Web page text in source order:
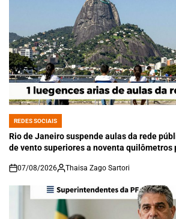
POSTED
IN
REDES SOCIAIS
Rio de Janeiro suspende aulas da rede
de vento superiores a noventa quilômetros
on
07/08/2026 Thaisa Zago Sartori